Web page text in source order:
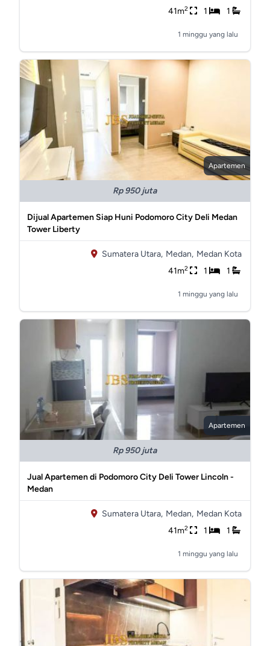
41m2 1 1
1 minggu yang lalu
Apartemen
Rp 950 juta
Dijual Apartemen Siap Huni Podomoro City Deli Medan
Tower Liberty
Sumatera Utara, Medan, Medan Kota
41m2 1 1
1 minggu yang lalu
Apartemen
Rp 950 juta
Jual Apartemen di Podomoro City Deli Tower Lincoln -
Medan
Sumatera Utara, Medan, Medan Kota
41m2 1 1
1 minggu yang lalu